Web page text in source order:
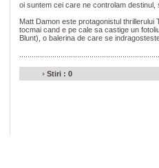
oi suntem cei care ne controlam
Matt Damon este protagonistul thrillerului
tocmai cand e pe cale sa castige un
Blunt), o balerina de care se
Stiri : 0